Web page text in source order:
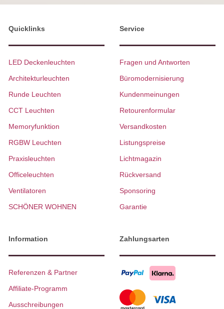
Quicklinks
LED Deckenleuchten
Architekturleuchten
Runde Leuchten
CCT Leuchten
Memoryfunktion
RGBW Leuchten
Praxisleuchten
Officeleuchten
Ventilatoren
SCHÖNER WOHNEN
Service
Fragen und Antworten
Büromodernisierung
Kundenmeinungen
Retourenformular
Versandkosten
Listungspreise
Lichtmagazin
Rückversand
Sponsoring
Garantie
Information
Referenzen & Partner
Affiliate-Programm
Ausschreibungen
Zahlungsarten